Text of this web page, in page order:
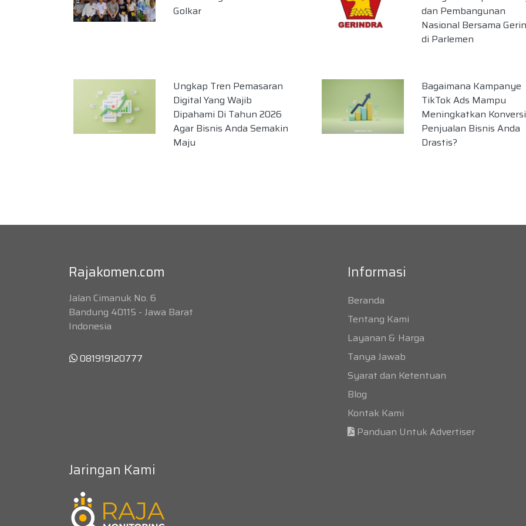
Golkar
dan Pembangunan
Nasional Bersama
di Parlemen
Ungkap Tren Pemasaran
Digital Yang Wajib
Dipahami Di Tahun 2026
Agar Bisnis Anda Semakin
Maju
Bagaimana Kampanye
TikTok Ads Mampu
Meningkatkan Konversi
Penjualan Bisnis Anda
Drastis?
Rajakomen.com
Jalan Cimanuk No. 6
Bandung 40115 - Jawa Barat
Indonesia
081919120777
Informasi
Beranda
Tentang Kami
Layanan & Harga
Tanya Jawab
Syarat dan Ketentuan
Blog
Kontak Kami
Panduan Untuk Advertiser
Jaringan Kami